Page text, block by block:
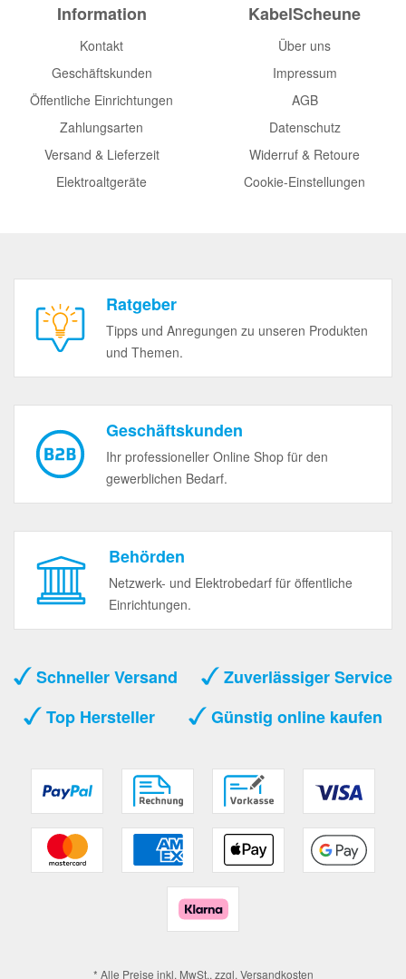
Information
Kontakt
Geschäftskunden
Öffentliche Einrichtungen
Zahlungsarten
Versand & Lieferzeit
Elektroaltgeräte
KabelScheune
Über uns
Impressum
AGB
Datenschutz
Widerruf & Retoure
Cookie-Einstellungen
Ratgeber
Tipps und Anregungen zu unseren Produkten
und Themen.
Geschäftskunden
Ihr professioneller Online Shop für den
gewerblichen Bedarf.
Behörden
Netzwerk- und Elektrobedarf für öffentliche
Einrichtungen.
Schneller Versand
Zuverlässiger Service
Top Hersteller
Günstig online kaufen
* Alle Preise inkl. MwSt., zzgl. Versandkosten